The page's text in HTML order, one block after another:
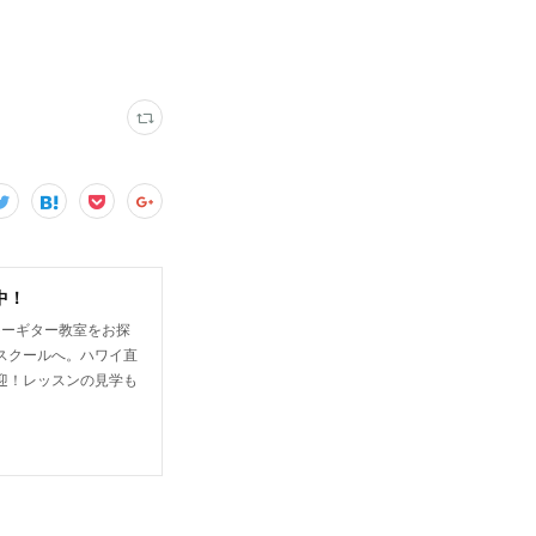
ギター教室をお探
クールへ。ハワイ直
！レッスンの見学も